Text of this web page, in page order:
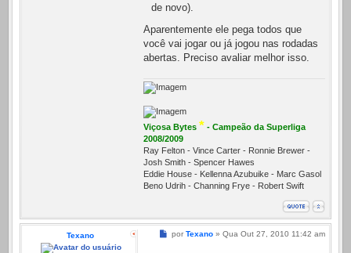
de novo).
Aparentemente ele pega todos que
você vai jogar ou já jogou nas rodadas
abertas. Preciso avaliar melhor isso.
Viçosa Bytes * - Campeão da Superliga
2008/2009
Ray Felton - Vince Carter - Ronnie Brewer -
Josh Smith - Spencer Hawes
Eddie House - Kellenna Azubuike - Marc Gasol
Beno Udrih - Channing Frye - Robert Swift
Texano Mensagem
por Texano » Qua Out 27, 2010 11:42 am